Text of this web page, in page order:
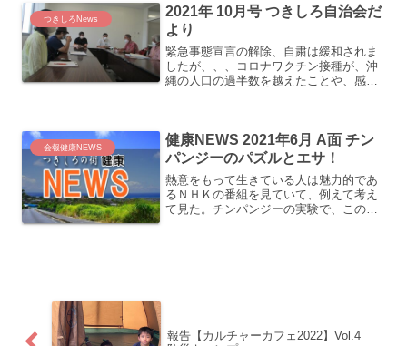
つきしろNews
2021年 10月号 つきしろ自治会だ
より
緊急事態宣言の解除、自粛は緩和されま
したが、、、コロナワクチン接種が、沖
縄の人口の過半数を越えたことや、感染
後の対策や活動について議...
会報健康NEWS
健康NEWS 2021年6月 A面 チン
パンジーのパズルとエサ！
熱意をもって生きている人は魅力的であ
るＮＨＫの番組を見ていて、例えて考え
て見た。チンパンジーの実験で、このよ
報告【カルチャーカフェ2022】Vol.4